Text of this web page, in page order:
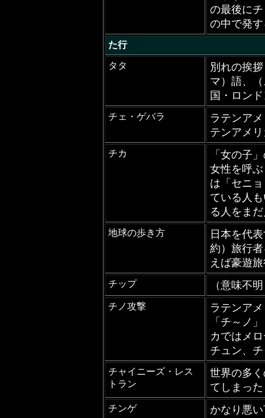
の最後に
の中で発
た行
タタ
別れの挨
マ）語、
国・ロン
チェ・ゲバラ
ラテンア
テンアメ
チカ
「女の子
女性を呼
は「セニ
ている人
る人をま
地球の歩き方
日本を代
約）旅行
えば豪遊
チップ （意味不
チノ攻撃
ラテンア
「チ～ノ
カではメ
チュン、
チャイニーズ・レス
トラン
世界の多
てしまっ
チンゲ
かなり悪